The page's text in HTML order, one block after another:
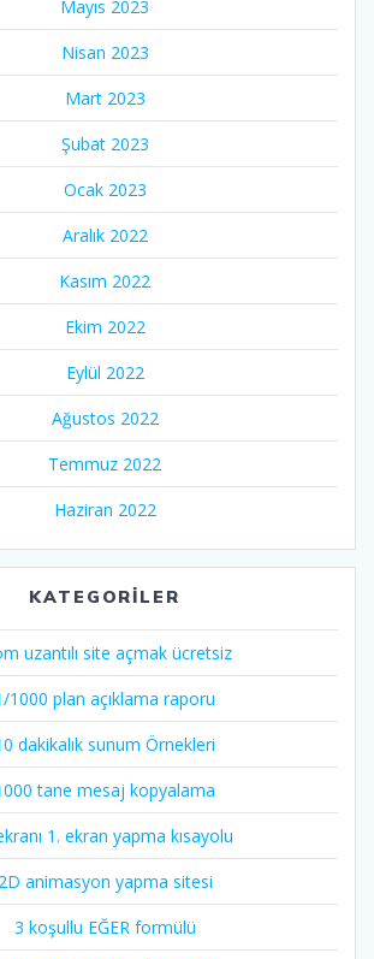
Mayıs 2023
Nisan 2023
Mart 2023
Şubat 2023
Ocak 2023
Aralık 2022
Kasım 2022
Ekim 2022
Eylül 2022
Ağustos 2022
Temmuz 2022
Haziran 2022
KATEGORILER
uzantılı site açmak ücretsiz
1000 plan açıklama raporu
dakikalık sunum Örnekleri
tane mesaj kopyalama
1. ekran yapma kısayolu
2D animasyon yapma sitesi
3 koşullu EĞER formülü